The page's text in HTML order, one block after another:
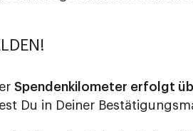
Spendenkilometer erfolgt
Du in Deiner